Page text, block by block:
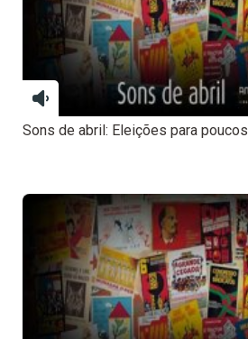
Sons de abril: Eleições para poucos